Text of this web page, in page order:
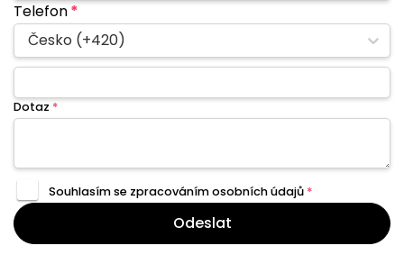
Telefon*
Česko (+420)
Dotaz *
Souhlasím se zpracovánímosobních údajů *
Odeslat